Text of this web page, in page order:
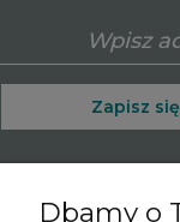
Zapisz się
Dbamy o